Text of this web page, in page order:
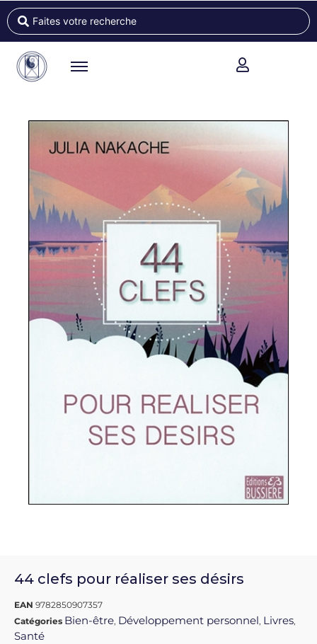
44 clefs pour réaliser ses désirs
EAN 9782850907357
Catégories Bien-être, Développement personnel, Livres,
Santé